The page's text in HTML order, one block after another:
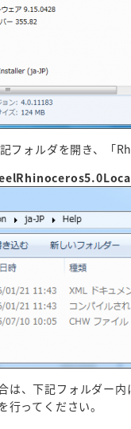
フォルダを開き、「
は、下記フォルダー
ってください。